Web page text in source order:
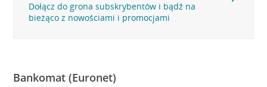
Dołącz do grona subskrybentów i bądź na
bieżąco z nowościami i promocjami
Bankomat (Euronet)